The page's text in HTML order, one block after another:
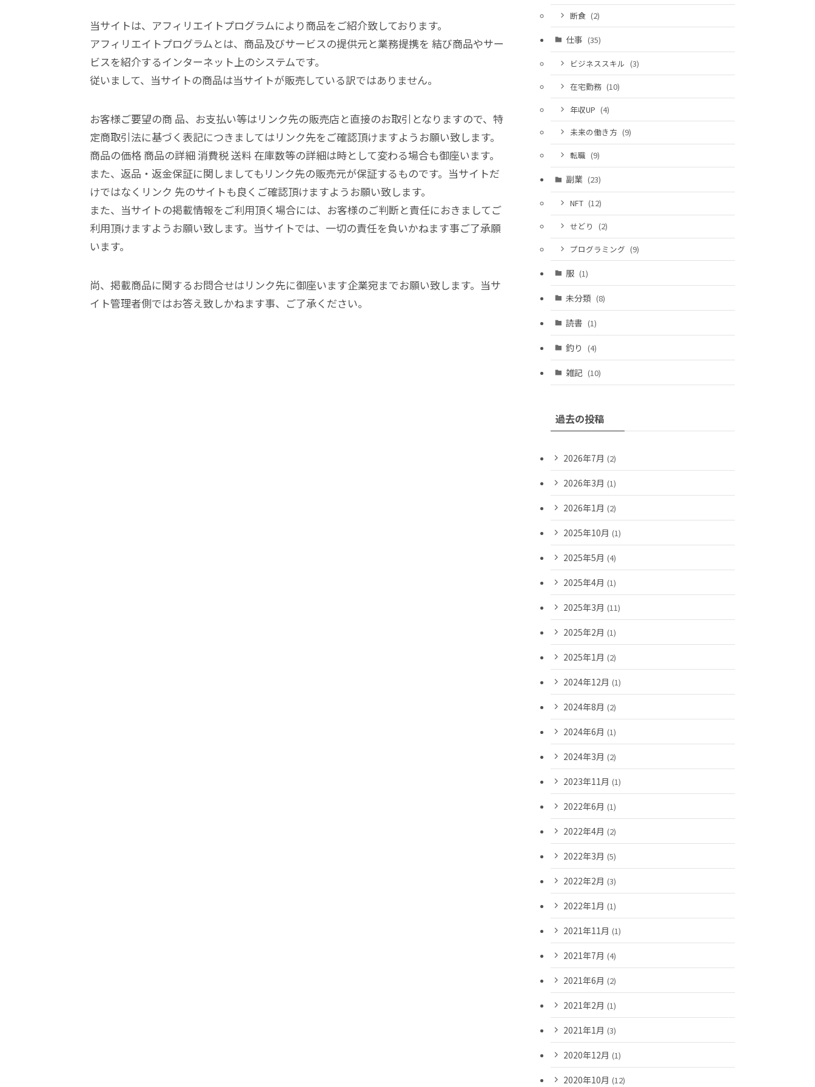
当サイトは、アフィリエイトプログラムにより商品をご紹介致しております。
アフィリエイトプログラムとは、商品及びサービスの提供元と業務提携を 結び商品やサー
ビスを紹介するインターネット上のシステムです。
従いまして、当サイトの商品は当サイトが販売している訳ではありません。
お客様ご要望の商 品、お支払い等はリンク先の販売店と直接のお取引となりますので、特
定商取引法に基づく表記につきましてはリンク先をご確認頂けますようお願い致します。
商品の価格 商品の詳細 消費税 送料 在庫数等の詳細は時として変わる場合も御座います。
また、返品・返金保証に関しましてもリンク先の販売元が保証するものです。当サイトだ
けではなくリンク 先のサイトも良くご確認頂けますようお願い致します。
また、当サイトの掲載情報をご利用頂く場合には、お客様のご判断と責任におきましてご
利用頂けますようお願い致します。当サイトでは、一切の責任を負いかねます事ご了承願
います。
尚、掲載商品に関するお問合せはリンク先に御座います企業宛までお願い致します。当サ
イト管理者側ではお答え致しかねます事、ご了承ください。
断食 (2)
仕事 (35)
ビジネススキル (3)
在宅勤務 (10)
年収UP (4)
未来の働き方 (9)
転職 (9)
副業 (23)
NFT (12)
せどり (2)
プログラミング (9)
服 (1)
未分類 (8)
読書 (1)
釣り (4)
雑記 (10)
過去の投稿
2026年7月 (2)
2026年3月 (1)
2026年1月 (2)
2025年10月 (1)
2025年5月 (4)
2025年4月 (1)
2025年3月 (11)
2025年2月 (1)
2025年1月 (2)
2024年12月 (1)
2024年8月 (2)
2024年6月 (1)
2024年3月 (2)
2023年11月 (1)
2022年6月 (1)
2022年4月 (2)
2022年3月 (5)
2022年2月 (3)
2022年1月 (1)
2021年11月 (1)
2021年7月 (4)
2021年6月 (2)
2021年2月 (1)
2021年1月 (3)
2020年12月 (1)
2020年10月 (12)